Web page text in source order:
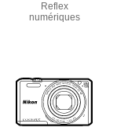
Reflex
numériques